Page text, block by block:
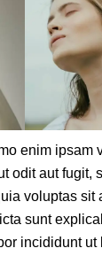
enim ipsam
odit aut fugit,
voluptas sit
sunt
incididunt ut